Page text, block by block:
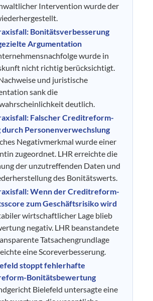
Intervention wurde der
Bonitätsverbesserung
Argumentation
wurde in
nicht richtig berücksichtigt.
und juristische
sank die
deutlich.
Falscher Creditreform-
durch Personenverwechslung
Negativmerkmal wurde einer
zugeordnet. LHR erreichte die
der unzutreffenden Daten und
des Bonitätswerts.
Wenn der Creditreform-
zum Geschäftsrisiko wird
wirtschaftlicher Lage blieb
negativ. LHR beanstandete
Tatsachengrundlage
eine Scoreverbesserung.
stoppt fehlerhafte
Bonitätsbewertung
Bielefeld untersagte eine